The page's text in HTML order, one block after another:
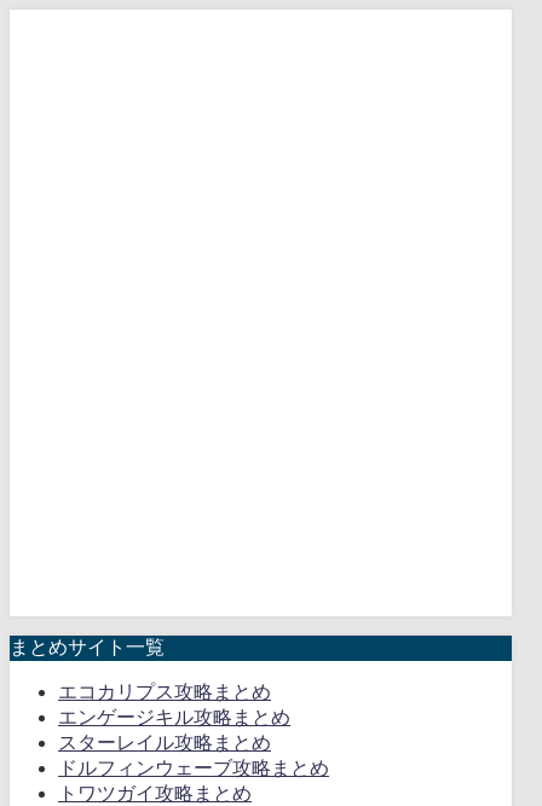
まとめサイト一覧
エコカリプス攻略まとめ
エンゲージキル攻略まとめ
スターレイル攻略まとめ
ドルフィンウェーブ攻略まとめ
トワツガイ攻略まとめ